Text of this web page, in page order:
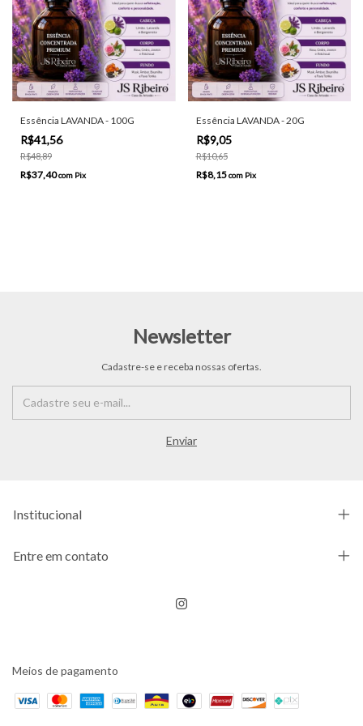
Essência LAVANDA - 100G
R$41,56
R$48,89
R$37,40com Pix
Essência LAVANDA - 20G
R$9,05
R$10,65
R$8,15com Pix
Newsletter
Cadastre-se e receba nossas ofertas.
Institucional
Entre em contato
Meios de pagamento